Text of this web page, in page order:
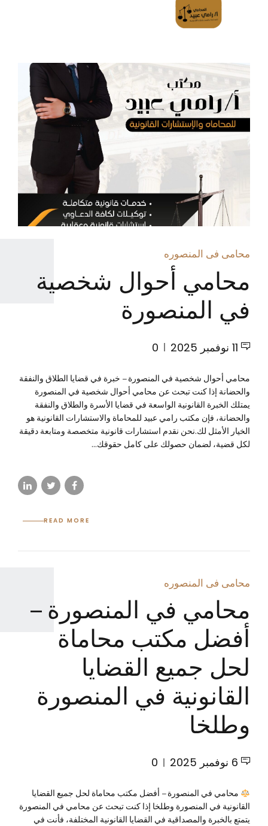
محامى فى المنصوره
محامي أحوال شخصية
في المنصورة
11 نوفمبر 2025 0
محامي أحوال شخصية في المنصورة – خبرة في قضايا الطلاق والنفقة
والحضانة إذا كنت تبحث عن محامي أحوال شخصية في المنصورة
يمتلك الخبرة القانونية الواسعة في قضايا الأسرة والطلاق والنفقة
والحضانة، فإن مكتب رامي عبيد للمحاماة والاستشارات القانونية هو
الخيار الأمثل لك.نحن نقدم استشارات قانونية متخصصة ومتابعة دقيقة
لكل قضية، لضمان حصولك على كامل حقوقك...
READ MORE
محامى فى المنصوره
محامي في المنصورة –
أفضل مكتب محاماة
لحل جميع القضايا
القانونية في المنصورة
وطلخا
6 نوفمبر 2025 0
محامي في المنصورة – أفضل مكتب محاماة لحل جميع القضايا
القانونية في المنصورة وطلخا إذا كنت تبحث عن محامي في المنصورة
يتمتع بالخبرة والمصداقية في القضايا القانونية المختلفة، فأنت في